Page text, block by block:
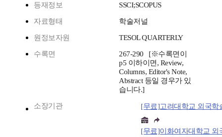
등재정보 SSCI;SCOPUS
자료형태 학술저널
원정보자원 TESOL QUARTERLY
수록면
267-290 [※수록면이
p5 이하이면, Review,
Columns, Editor's Note,
Abstract 등일 경우가 있
습니다.]
소장기관 [무료]고려대학교 외국학